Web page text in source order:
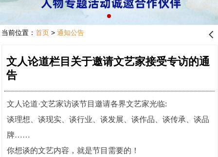
当前位置： 首页> 通知公告 󰊒
文人论道栏目关于邀请文艺家接受专访的通
告
文人论道·文艺家访谈节目邀请各界文艺家光临:
谈理想、谈现实、谈行业、谈发展、谈作品、谈传承、谈品
牌……
你想谈的文艺内容，就是节目需要的！